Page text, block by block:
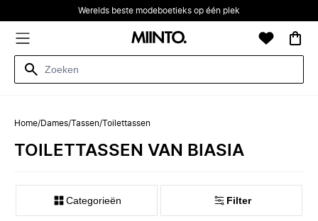
Werelds beste modeboetieks op één plek
Home/Dames/Tassen/Toilettassen
TOILETTASSEN VAN BIASIA
Categorieën Filter